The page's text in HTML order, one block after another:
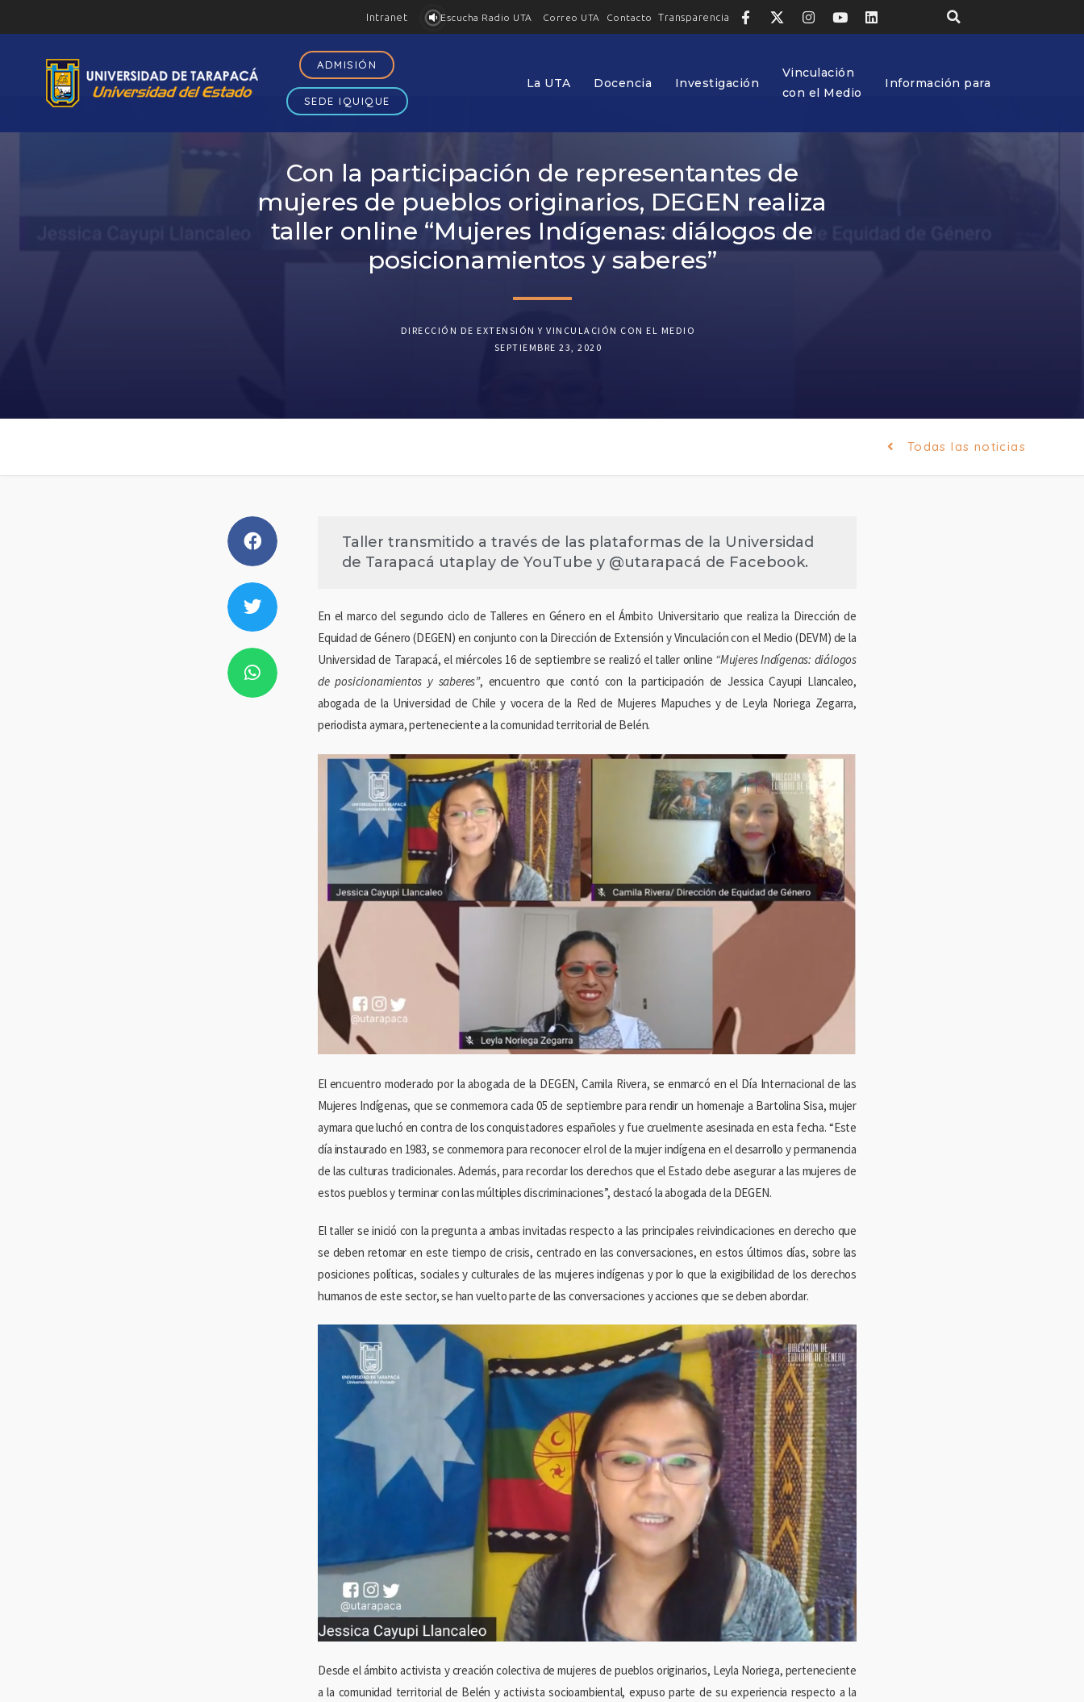
Intranet Escucha Radio UTA Correo UTA Contacto Transparencia
ADMISIÓN
SEDE IQUIQUE
La UTA Docencia Investigación
Vinculación
con el Medio
Información para
Con la participación de representantes de
mujeres de pueblos originarios, DEGEN realiza
taller online “Mujeres Indígenas: diálogos de
posicionamientos y saberes”
DIRECCIÓN DE EXTENSIÓN Y VINCULACIÓN CON EL MEDIO
SEPTIEMBRE 23, 2020
Todas las noticias
Taller transmitido a través de las plataformas de la Universidad
de Tarapacá utaplay de YouTube y @utarapacá de Facebook.
En el marco del segundo ciclo de Talleres en Género en el Ámbito Universitario que realiza la Dirección de
Equidad de Género (DEGEN) en conjunto con la Dirección de Extensión y Vinculación con el Medio (DEVM) de la
Universidad de Tarapacá, el miércoles 16 de septiembre se realizó el taller online “Mujeres Indígenas: diálogos
de posicionamientos y saberes”, encuentro que contó con la participación de Jessica Cayupi Llancaleo,
abogada de la Universidad de Chile y vocera de la Red de Mujeres Mapuches y de Leyla Noriega Zegarra,
periodista aymara, perteneciente a la comunidad territorial de Belén.
El encuentro moderado por la abogada de la DEGEN, Camila Rivera, se enmarcó en el Día Internacional de las
Mujeres Indígenas, que se conmemora cada 05 de septiembre para rendir un homenaje a Bartolina Sisa, mujer
aymara que luchó en contra de los conquistadores españoles y fue cruelmente asesinada en esta fecha. “Este
día instaurado en 1983, se conmemora para reconocer el rol de la mujer indígena en el desarrollo y permanencia
de las culturas tradicionales. Además, para recordar los derechos que el Estado debe asegurar a las mujeres de
estos pueblos y terminar con las múltiples discriminaciones”, destacó la abogada de la DEGEN.
El taller se inició con la pregunta a ambas invitadas respecto a las principales reivindicaciones en derecho que
se deben retomar en este tiempo de crisis, centrado en las conversaciones, en estos últimos días, sobre las
posiciones políticas, sociales y culturales de las mujeres indígenas y por lo que la exigibilidad de los derechos
humanos de este sector, se han vuelto parte de las conversaciones y acciones que se deben abordar.
Desde el ámbito activista y creación colectiva de mujeres de pueblos originarios, Leyla Noriega, perteneciente
a la comunidad territorial de Belén y activista socioambiental, expuso parte de su experiencia respecto a la